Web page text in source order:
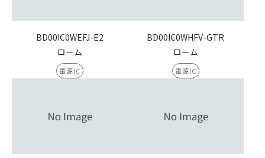
BD00IC0WEFJ-E2
ローム
電源IC
BD00IC0WHFV-GTR
ローム
電源IC